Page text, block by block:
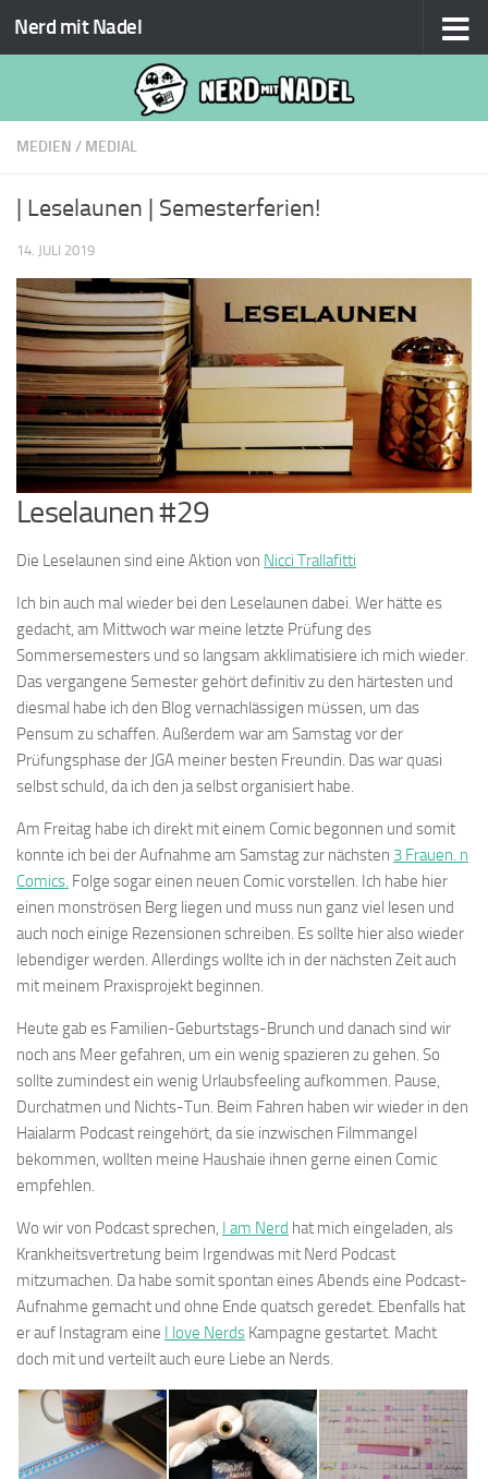
Zum Inhalt springen
Nerd mit Nadel
MEDIEN / MEDIAL
| Leselaunen | Semesterferien!
14. JULI 2019
Leselaunen #29
Die Leselaunen sind eine Aktion von Nicci Trallafitti
Ich bin auch mal wieder bei den Leselaunen dabei. Wer hätte es
gedacht, am Mittwoch war meine letzte Prüfung des
Sommersemesters und so langsam akklimatisiere ich mich wieder.
Das vergangene Semester gehört definitiv zu den härtesten und
diesmal habe ich den Blog vernachlässigen müssen, um das
Pensum zu schaffen. Außerdem war am Samstag vor der
Prüfungsphase der JGA meiner besten Freundin. Das war quasi
selbst schuld, da ich den ja selbst organisiert habe.
Am Freitag habe ich direkt mit einem Comic begonnen und somit
konnte ich bei der Aufnahme am Samstag zur nächsten 3 Frauen. n
Comics. Folge sogar einen neuen Comic vorstellen. Ich habe hier
einen monströsen Berg liegen und muss nun ganz viel lesen und
auch noch einige Rezensionen schreiben. Es sollte hier also wieder
lebendiger werden. Allerdings wollte ich in der nächsten Zeit auch
mit meinem Praxisprojekt beginnen.
Heute gab es Familien-Geburtstags-Brunch und danach sind wir
noch ans Meer gefahren, um ein wenig spazieren zu gehen. So
sollte zumindest ein wenig Urlaubsfeeling aufkommen. Pause,
Durchatmen und Nichts-Tun. Beim Fahren haben wir wieder in den
Haialarm Podcast reingehört, da sie inzwischen Filmmangel
bekommen, wollten meine Haushaie ihnen gerne einen Comic
empfehlen.
Wo wir von Podcast sprechen, I am Nerd hat mich eingeladen, als
Krankheitsvertretung beim Irgendwas mit Nerd Podcast
mitzumachen. Da habe somit spontan eines Abends eine Podcast-
Aufnahme gemacht und ohne Ende quatsch geredet. Ebenfalls hat
er auf Instagram eine I love Nerds Kampagne gestartet. Macht
doch mit und verteilt auch eure Liebe an Nerds.